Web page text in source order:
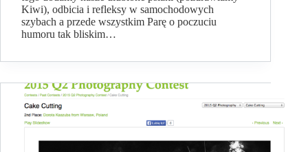
Kiwi), odbicia i refleksy w samochodowych
szybach a przede wszystkim Parę o poczuciu
humoru tak bliskim…